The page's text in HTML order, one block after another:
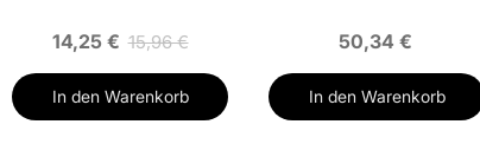
14,25 € 15,96 €
In den Warenkorb
50,34 €
In den Warenkorb